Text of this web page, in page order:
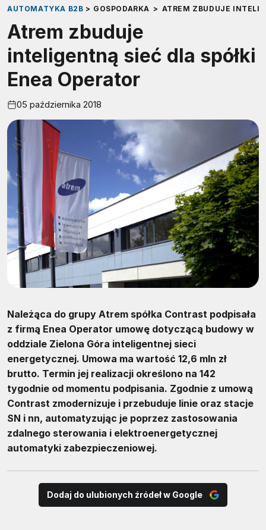
AUTOMATYKA B2B > GOSPODARKA > ATREM ZBUDUJE
Atrem zbuduje
inteligentną sieć dla spółki
Enea Operator
05 października 2018
Należąca do grupy Atrem spółka Contrast podpisała
z firmą Enea Operator umowę dotyczącą budowy w
oddziale Zielona Góra inteligentnej sieci
energetycznej. Umowa ma wartość 12,6 mln zł
brutto. Termin jej realizacji określono na 142
tygodnie od momentu podpisania. Zgodnie z umową
Contrast zmodernizuje i przebuduje linie oraz stacje
SN i nn, automatyzując je poprzez zastosowania
zdalnego sterowania i elektroenergetycznej
automatyki zabezpieczeniowej.
Dodaj do ulubionych źródeł w Google